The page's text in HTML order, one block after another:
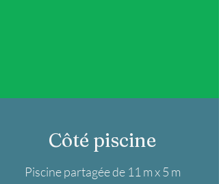
Côté piscine
Piscine partagée de 11 m x 5 m